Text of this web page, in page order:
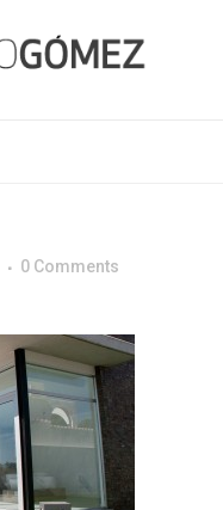
0 Comments